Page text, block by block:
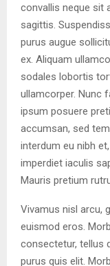
convallis neque sit
sagittis.
purus augue
ex. Aliquam
sodales lobortis
ullamcorper. Nunc
ipsum posuere
accumsan, sed
interdum eu nibh
imperdiet iaculis
Mauris pretium
Vivamus nisl arcu,
euismod eros.
consectetur, tellus
purus quis elit.